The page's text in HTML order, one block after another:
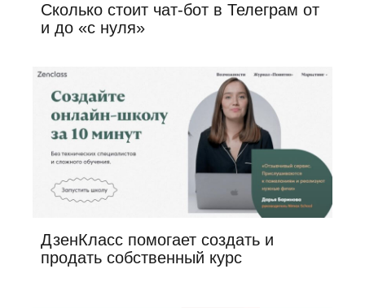
Сколько стоит чат-бот в Телеграм от
и до «с нуля»
ДзенКласс помогает создать и
продать собственный курс